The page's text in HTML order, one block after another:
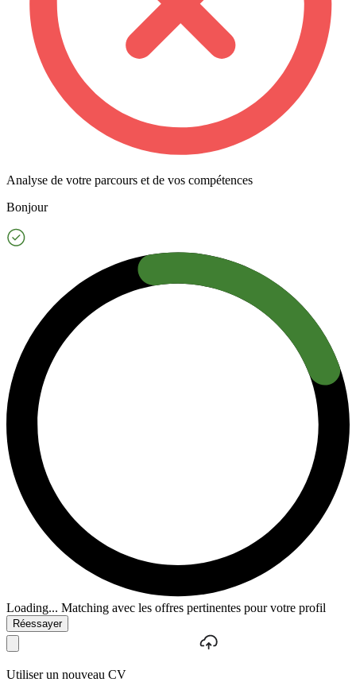
Analyse de votre parcours et de vos compétences
Bonjour
Loading... Matching avec les offres pertinentes pour votre profil
Réessayer
Utiliser un nouveau CV